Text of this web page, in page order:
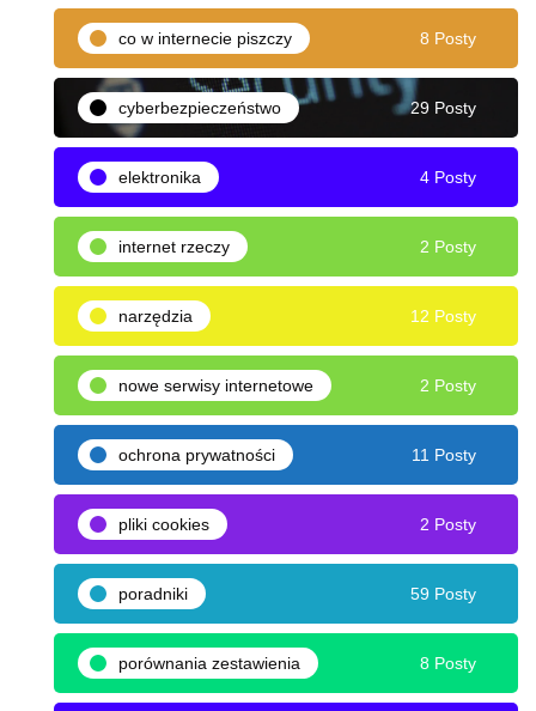
co w internecie piszczy 8 Posty
cyberbezpieczeństwo 29 Posty
elektronika 4 Posty
internet rzeczy 2 Posty
narzędzia 12 Posty
nowe serwisy internetowe 2 Posty
ochrona prywatności 11 Posty
pliki cookies 2 Posty
poradniki 59 Posty
porównania zestawienia 8 Posty